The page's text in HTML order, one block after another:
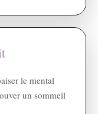
le mental
un sommeil